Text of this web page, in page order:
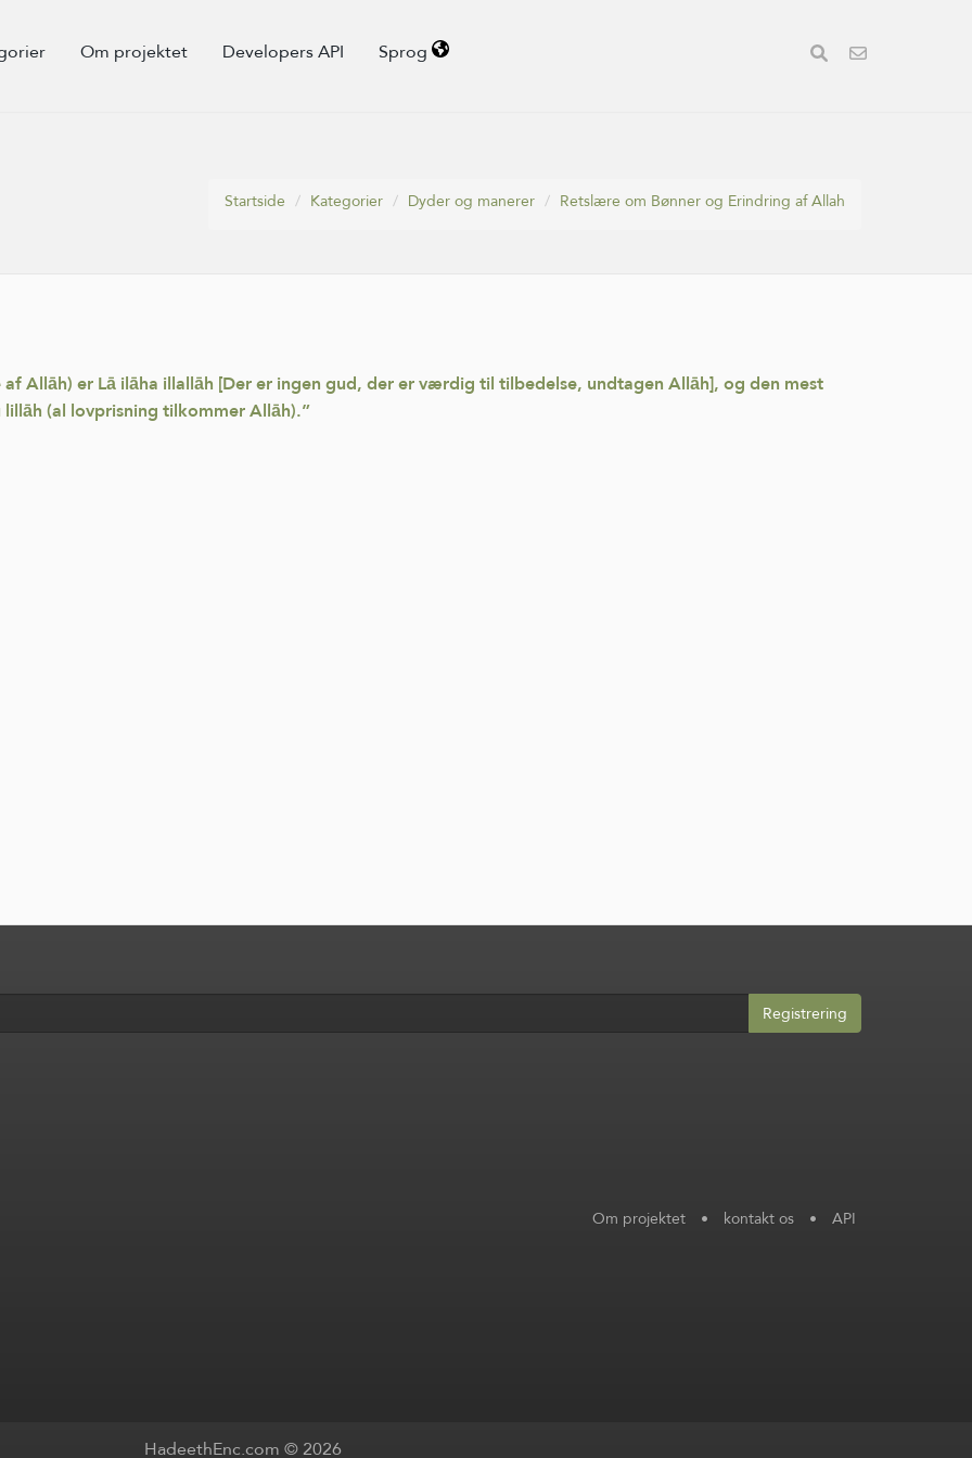
Om projektet Developers API Sprog
Startside
Kategorier Dyder og manerer Retslære om Bønner og Erindring af Allah
Allāh) er Lā ilāha illallāh [Der er ingen gud, der er værdig til tilbedelse, undtagen Allāh], og den mest
(al lovprisning tilkommer Allāh).”
Registrering
Om projektet • kontakt os • API
HadeethEnc.com © 2026